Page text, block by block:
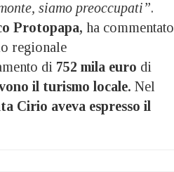
siamo preoccupati”.
Protopapa, ha commentato
regionale
di 752 mila euro di
il turismo locale. Nel
Cirio aveva espresso il